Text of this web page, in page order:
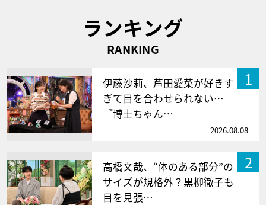
ランキング
RANKING
1
伊藤沙莉、芦田愛菜が好きす
ぎて目を合わせられない…
『博士ちゃん…
2026.08.08
2
高橋文哉、“体のある部分”の
サイズが規格外？黒柳徹子も
目を見張…